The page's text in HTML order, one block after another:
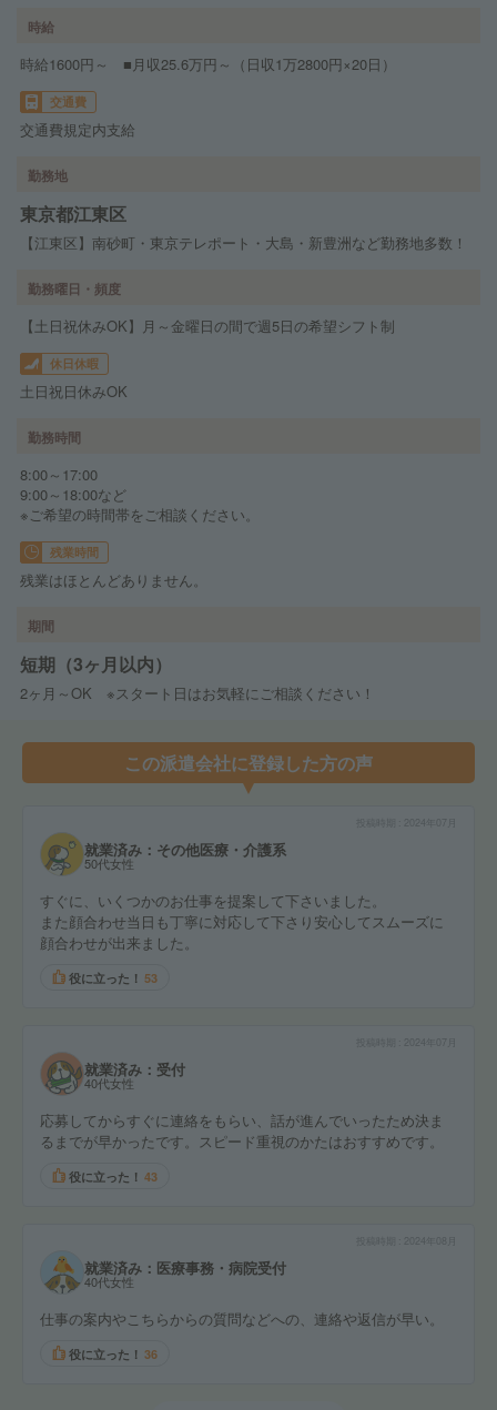
時給
時給1600円～ ■月収25.6万円～（日収1万2800円×20日）
交通費
交通費規定内支給
勤務地
東京都江東区
【江東区】南砂町・東京テレポート・大島・新豊洲など勤務地多数！
勤務曜日・頻度
【土日祝休みOK】月～金曜日の間で週5日の希望シフト制
休日休暇
土日祝日休みOK
勤務時間
8:00～17:00
9:00～18:00など
※ご希望の時間帯をご相談ください。
残業時間
残業はほとんどありません。
期間
短期（3ヶ月以内）
2ヶ月～OK ※スタート日はお気軽にご相談ください！
この派遣会社に登録した方の声
2024年07月
就業済み：その他医療・介護系
50代女性
すぐに、いくつかのお仕事を提案して下さいました。
また顔合わせ当日も丁寧に対応して下さり安心してスムーズに
顔合わせが出来ました。
役に立った！ 53
2024年07月
就業済み：受付
40代女性
応募してからすぐに連絡をもらい、話が進んでいったため決ま
るまでが早かったです。スピード重視のかたはおすすめです。
役に立った！ 43
2024年08月
就業済み：医療事務・病院受付
40代女性
仕事の案内やこちらからの質問などへの、連絡や返信が早い。
役に立った！ 36